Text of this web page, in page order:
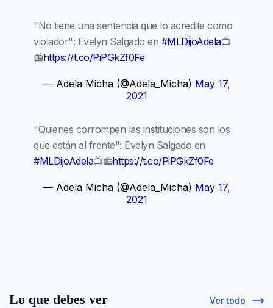
"No tiene una sentencia que lo acredite como
violador": Evelyn Salgado en #MLDijoAdela📺
📻https://t.co/PiPGkZf0Fe
— Adela Micha (@Adela_Micha) May 17,
2021
"Quienes corrompen las instituciones son los
que están al frente": Evelyn Salgado en
#MLDijoAdela📺📻https://t.co/PiPGkZf0Fe
— Adela Micha (@Adela_Micha) May 17,
2021
Lo que debes ver Ver todo